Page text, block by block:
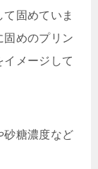
固めていま
固めのプリン
メージして
砂糖濃度など